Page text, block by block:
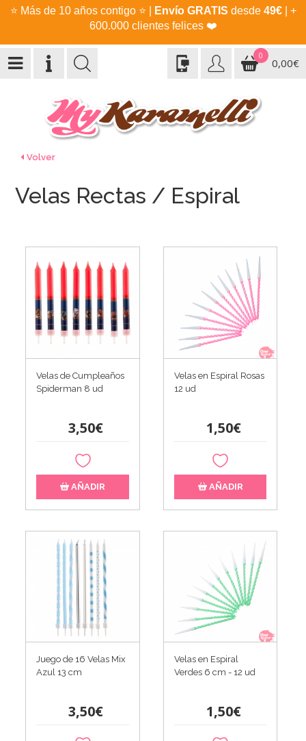
⭐ Más de 10 años contigo ⭐ Envío GRATIS desde 49€| +
600.000 clientes felices ❤️
0
0,00€
Volver
Velas Rectas / Espiral
Velas de Cumpleaños
Spiderman 8 ud
3,50€
AÑADIR
Velas en Espiral Rosas
12 ud
1,50€
AÑADIR
Juego de 16 Velas Mix
Azul 13 cm
3,50€
Velas en Espiral
Verdes 6 cm - 12 ud
1,50€